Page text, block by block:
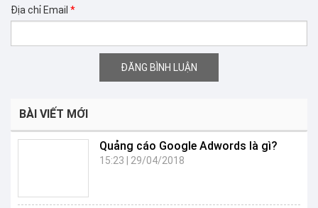
Địa chỉ Email *
BÀI VIẾT MỚI
Quảng cáo Google Adwords là gì?
15:23 29/04/2018